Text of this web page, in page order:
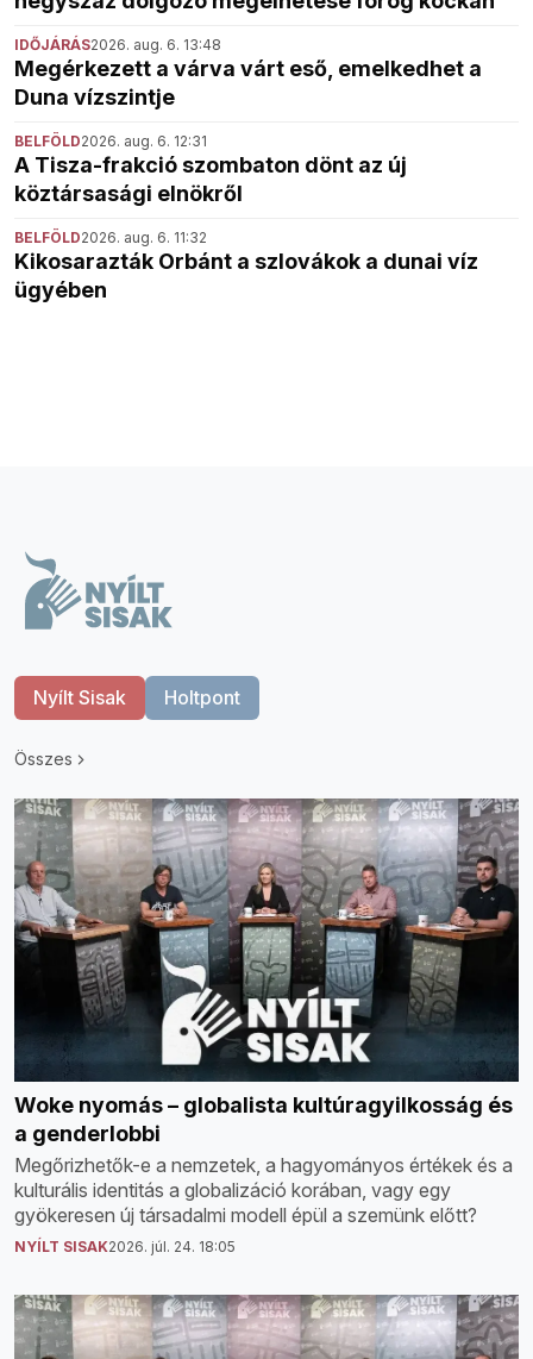
IDŐJÁRÁS2026. aug. 6. 13:48
Megérkezett a várva várt eső, emelkedhet a
Duna vízszintje
BELFÖLD2026. aug. 6. 12:31
A Tisza-frakció szombaton dönt az új
köztársasági elnökről
BELFÖLD2026. aug. 6. 11:32
Kikosarazták Orbánt a szlovákok a dunai víz
ügyében
Nyílt Sisak Holtpont
Összes
Woke nyomás – globalista kultúragyilkosság és
a genderlobbi
Megőrizhetők-e a nemzetek, a hagyományos értékek és a
kulturális identitás a globalizáció korában, vagy egy
gyökeresen új társadalmi modell épül a szemünk előtt?
NYÍLT SISAK2026. júl. 24. 18:05